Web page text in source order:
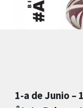
1-a de Junio –